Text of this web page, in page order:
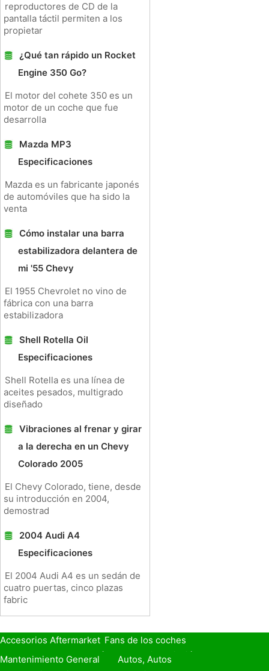
reproductores de CD de la
pantalla táctil permiten a los
propietar
¿Qué tan rápido un Rocket
Engine 350 Go?
El motor del cohete 350 es un
motor de un coche que fue
desarrolla
Mazda MP3
Especificaciones
Mazda es un fabricante japonés
de automóviles que ha sido la
venta
Cómo instalar una barra
estabilizadora delantera de
mi '55 Chevy
El 1955 Chevrolet no vino de
fábrica con una barra
estabilizadora
Shell Rotella Oil
Especificaciones
Shell Rotella es una línea de
aceites pesados, multigrado
diseñado
Vibraciones al frenar y girar
a la derecha en un Chevy
Colorado 2005
El Chevy Colorado, tiene, desde
su introducción en 2004,
demostrad
2004 Audi A4
Especificaciones
El 2004 Audi A4 es un sedán de
cuatro puertas, cinco plazas
fabric
Accesorios Aftermarket Fans de los coches
Seguro de Coche
Préstamos y Financiación
Mantenimiento General
Autos, Autos